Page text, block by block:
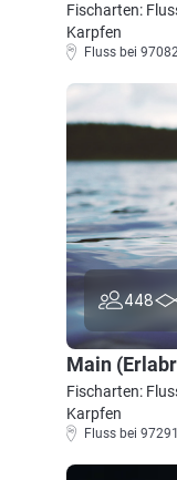
Fischarten:
Karpfen
Fluss bei
448
Main
Fischarten:
Karpfen
Fluss bei